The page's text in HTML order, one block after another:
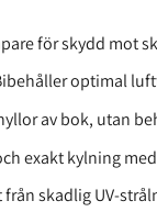
för skydd mot
optimal
av bok, utan
exakt kylning
från skadlig UV-